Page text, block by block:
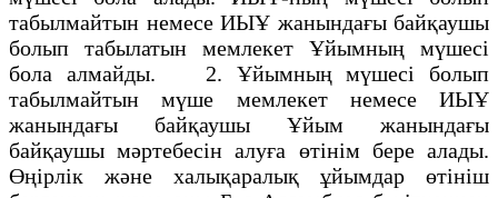
табылмайтын немесе ИЫҰ жанындағы байқаушы
болып табылатын мемлекет Ұйымның мүшесі
бола алмайды. 2. Ұйымның мүшесі болып
табылмайтын мүше мемлекет немесе ИЫҰ
жанындағы байқаушы Ұйым жанындағы
байқаушы мәртебесін алуға өтінім бере алады.
Өңірлік және халықаралық ұйымдар өтініш